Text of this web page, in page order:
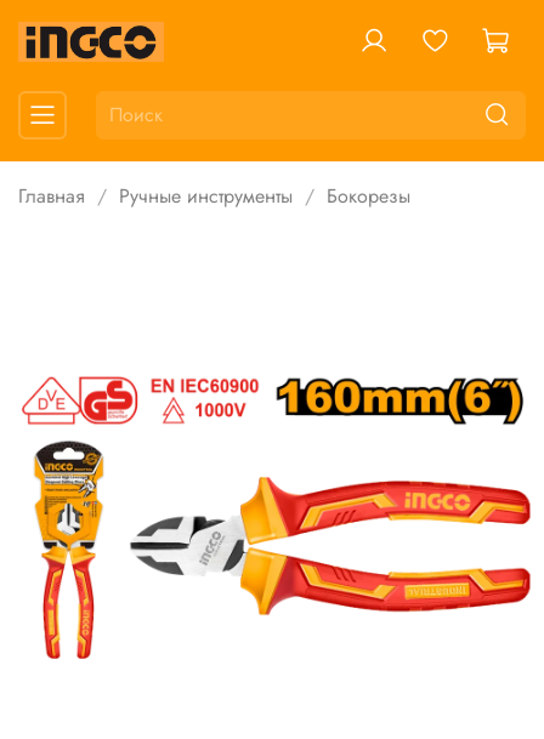
Главная Ручные инструменты Бокорезы